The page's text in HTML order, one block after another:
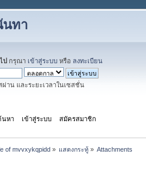
นทา
ป กรุณา เข้าสู่ระบบ หรือ ลงทะเบียน
าน และระยะเวลาในเซสชั่น
นหา เข้าสู่ระบบ สมัครสมาชิก
of mvvxykqpidd» แสดงกระทู้» Attachments